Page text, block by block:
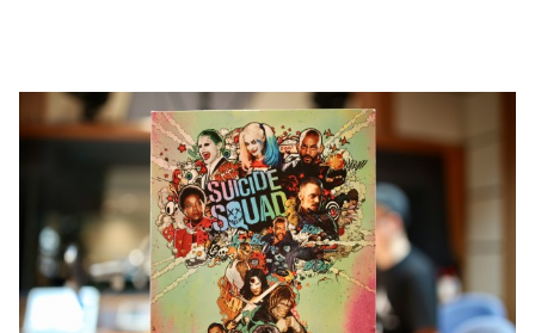
お知らせ
イベント・グッズ
YouTube
会社情報